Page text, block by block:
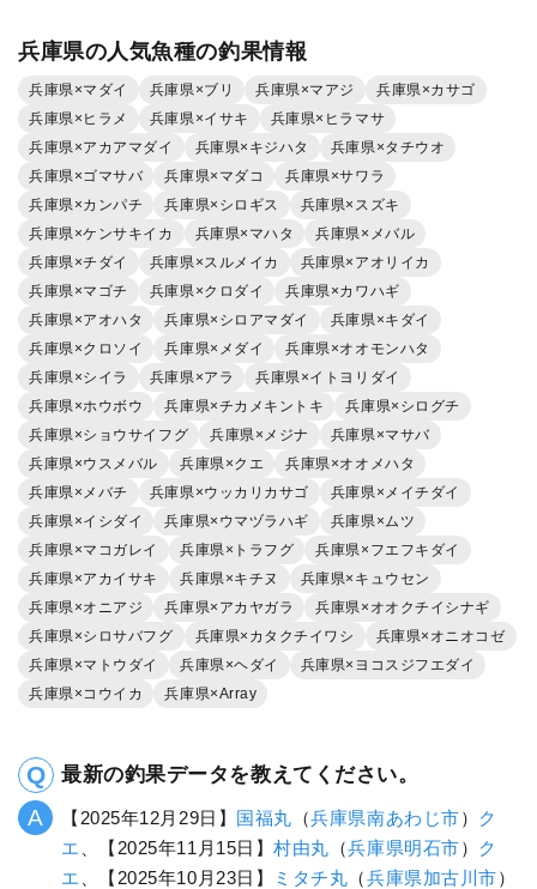
兵庫県の人気魚種の釣果情報
兵庫県×マダイ 兵庫県×ブリ 兵庫県×マアジ
兵庫県×カサゴ
兵庫県×ヒラメ
兵庫県×イサキ
兵庫県×ヒラマサ
兵庫県×アカアマダイ
兵庫県×キジハタ
兵庫県×タチウオ
兵庫県×ゴマサバ
兵庫県×マダコ
兵庫県×サワラ
兵庫県×カンパチ
兵庫県×シロギス
兵庫県×スズキ
兵庫県×ケンサキイカ
兵庫県×マハタ
兵庫県×メバル
兵庫県×チダイ
兵庫県×スルメイカ
兵庫県×アオリイカ
兵庫県×マゴチ
兵庫県×クロダイ
兵庫県×カワハギ
兵庫県×アオハタ
兵庫県×シロアマダイ
兵庫県×キダイ
兵庫県×クロソイ
兵庫県×メダイ
兵庫県×オオモンハタ
兵庫県×シイラ
兵庫県×アラ
兵庫県×イトヨリダイ
兵庫県×ホウボウ
兵庫県×チカメキントキ
兵庫県×シログチ
兵庫県×ショウサイフグ
兵庫県×メジナ
兵庫県×マサバ
兵庫県×ウスメバル
兵庫県×クエ
兵庫県×オオメハタ
兵庫県×メバチ
兵庫県×ウッカリカサゴ
兵庫県×メイチダイ
兵庫県×イシダイ
兵庫県×ウマヅラハギ
兵庫県×ムツ
兵庫県×マコガレイ
兵庫県×トラフグ
兵庫県×フエフキダイ
兵庫県×アカイサキ
兵庫県×キチヌ
兵庫県×キュウセン
兵庫県×オニアジ
兵庫県×アカヤガラ
兵庫県×オオクチイシナギ
兵庫県×シロサバフグ
兵庫県×カタクチイワシ
兵庫県×オニオコゼ
兵庫県×マトウダイ
兵庫県×ヘダイ
兵庫県×ヨコスジフエダイ
兵庫県×コウイカ
兵庫県×Array
最新の釣果データを教えてください。
【2025年12月29日】 国福丸 （兵庫県南あわじ市） ク
エ 、【2025年11月15日】村由丸 （兵庫県明石市） ク
エ 、【2025年10月23日】 ミタチ丸 （兵庫県加古川市）